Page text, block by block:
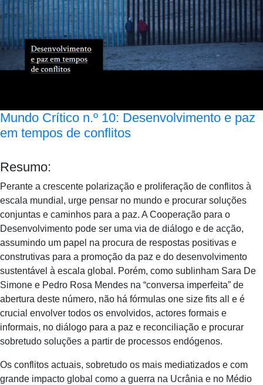
Mundo Crítico n.º 10: Desenvolvimento e paz
em tempos de conflitos
Resumo:
Perante a crescente polarização e proliferação de conflitos à
escala mundial, urge pensar no mundo e procurar soluções
conjuntas e caminhos para a paz. A Cooperação para o
Desenvolvimento pode ser uma via de diálogo e de acção,
assumindo um papel na procura de respostas positivas e
construtivas para a promoção da paz e do desenvolvimento
sustentável à escala global. Porém, como sublinham Sara De
Simone e Pedro Rosa Mendes na “conversa imperfeita” de
abertura deste número, não há fórmulas one size fits all e é
crucial envolver todos os envolvidos, actores formais e
informais, no diálogo para a paz e reconciliação e procurar
sobretudo soluções a partir de processos endógenos.
Os conflitos actuais, sobretudo os mais mediatizados e com
grande impacto global como a guerra na Ucrânia e no Médio